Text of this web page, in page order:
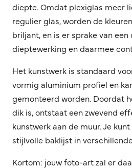
diepte. Omdat plexiglas meer
regulier glas, worden de
briljant, en is er sprake van
dieptewerking en daarmee
Het kunstwerk is standaard
vormig aluminium profiel en
gemonteerd worden. Doordat
dik is, ontstaat een zwevend
kunstwerk aan de muur. Je
stijlvolle baklijst in
Kortom: jouw foto-art zal er